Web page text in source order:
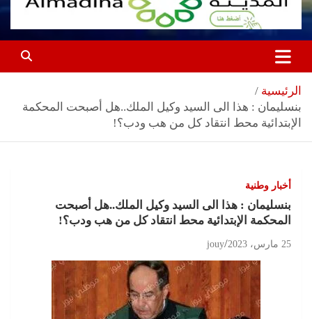
الرئيسية
بنسليمان : هذا الى السيد وكيل الملك..هل أصبحت المحكمة
الإبتدائية محط انتقاد كل من هب ودب؟!
أخبار وطنية
بنسليمان : هذا الى السيد وكيل الملك..هل أصبحت
المحكمة الإبتدائية محط انتقاد كل من هب ودب؟!
25 مارس، 2023 jouy